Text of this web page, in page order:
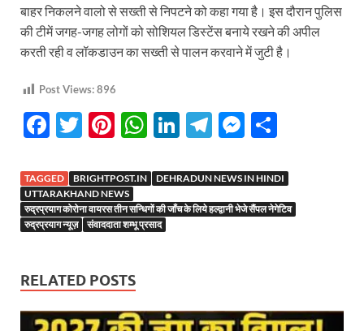
बाहर निकलने वालो से सख्ती से निपटने को कहा गया है। इस दौरान पुलिस
की टीमें जगह-जगह लोगों को सोशियल डिस्टेंस बनाये रखने की अपील
करती रही व लॉकडाउन का सख्ती से पालन करवाने में जुटी है।
Post Views:896
F
e
b
o
k
T
itt
er
Pi
er
es
t
W
at
s
A
Li
k
e
T
e
gr
M
se
n
ar
e
TAGGED BRIGHTPOST.IN
DEHRADUN NEWS IN HINDI
UTTARAKHAND NEWS
रुद्रप्रयाग कोरोना वायरस तीन सन्धिगों की जाँच के लिये हल्द्वानी भेजे सैंपल नेगेटिव
रुद्रप्रयाग न्यूज़
संवाददाता शम्भू प्रसाद
RELATED POSTS